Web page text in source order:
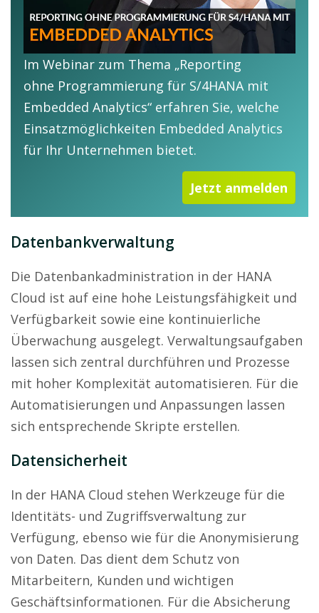
Im Webinar zum Thema „Reporting
ohne Programmierung für S/4HANA mit
Embedded Analytics“ erfahren Sie, welche
Einsatzmöglichkeiten Embedded Analytics
für Ihr Unternehmen bietet.
Jetzt anmelden
Datenbankverwaltung
Die Datenbankadministration in der HANA
Cloud ist auf eine hohe Leistungsfähigkeit und
Verfügbarkeit sowie eine kontinuierliche
Überwachung ausgelegt. Verwaltungsaufgaben
lassen sich zentral durchführen und Prozesse
mit hoher Komplexität automatisieren. Für die
Automatisierungen und Anpassungen lassen
sich entsprechende Skripte erstellen.
Datensicherheit
In der HANA Cloud stehen Werkzeuge für die
Identitäts- und Zugriffsverwaltung zur
Verfügung, ebenso wie für die Anonymisierung
von Daten. Das dient dem Schutz von
Mitarbeitern, Kunden und wichtigen
Geschäftsinformationen. Für die Absicherung